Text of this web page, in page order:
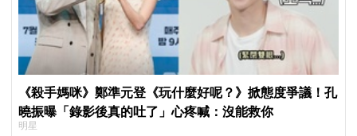
《殺手媽咪》鄭準元登《玩什麼好呢？》掀態度爭議！孔
曉振曝「錄影後真的吐了」心疼喊：沒能救你
明星